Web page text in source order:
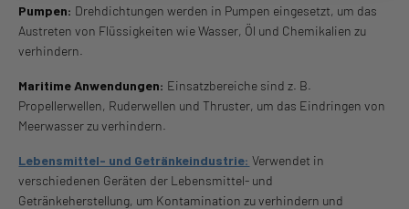
Pumpen: Drehdichtungen werden in Pumpen eingesetzt, um das
Austreten von Flüssigkeiten wie Wasser, Öl und Chemikalien zu
verhindern.
Maritime Anwendungen: Einsatzbereiche sind z. B.
Propellerwellen, Ruderwellen und Thruster, um das Eindringen von
Meerwasser zu verhindern.
Lebensmittel- und Getränkeindustrie: Verwendet in
verschiedenen Geräten der Lebensmittel- und
Getränkeherstellung, um Kontamination zu verhindern und